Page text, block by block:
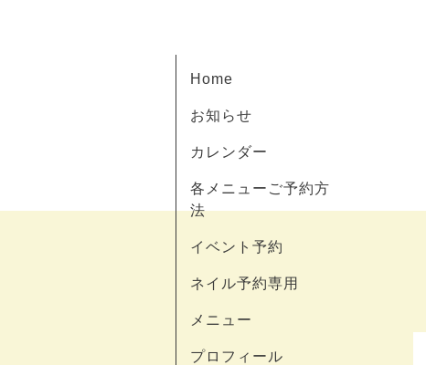
Home
お知らせ
カレンダー
各メニューご予約方
法
イベント予約
ネイル予約専用
メニュー
プロフィール